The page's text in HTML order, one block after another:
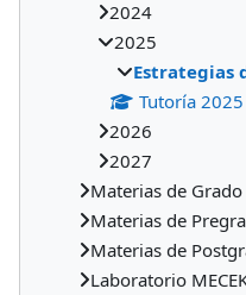
2024
2025
Estrategias
Tutoría 2025
2026
2027
Materias de Grado
Materias de
Materias de
Laboratorio